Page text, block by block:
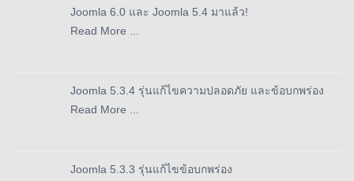
Joomla 6.0 และ Joomla 5.4 มาแล้ว!
Read More ...
Joomla 5.3.4 รุ่นแก้ไขความปลอดภัย และข้อบกพร่อง
Read More ...
Joomla 5.3.3 รุ่นแก้ไขข้อบกพร่อง